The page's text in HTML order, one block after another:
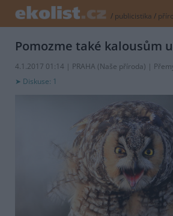
/ publicistika /
Pomozme také kalousům
4.1.2017 01:14 | PRAHA (Naše příroda) |
Diskuse: 1